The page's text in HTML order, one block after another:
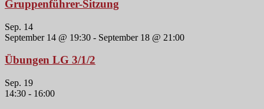
Gruppenführer-Sitzung
Sep. 14
September 14 @ 19:30 - September 18 @ 21:00
Übungen LG 3/1/2
Sep. 19
14:30 - 16:00